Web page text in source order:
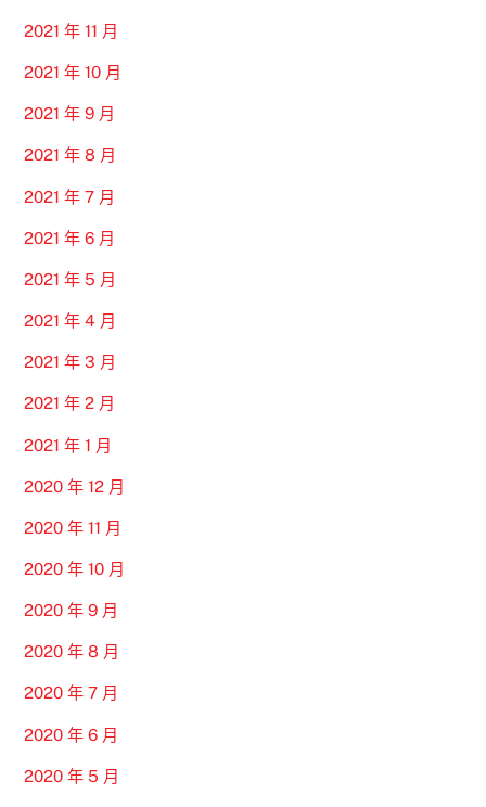
2021 年 11 月
2021 年 10 月
2021 年 9 月
2021 年 8 月
2021 年 7 月
2021 年 6 月
2021 年 5 月
2021 年 4 月
2021 年 3 月
2021 年 2 月
2021 年 1 月
2020 年 12 月
2020 年 11 月
2020 年 10 月
2020 年 9 月
2020 年 8 月
2020 年 7 月
2020 年 6 月
2020 年 5 月